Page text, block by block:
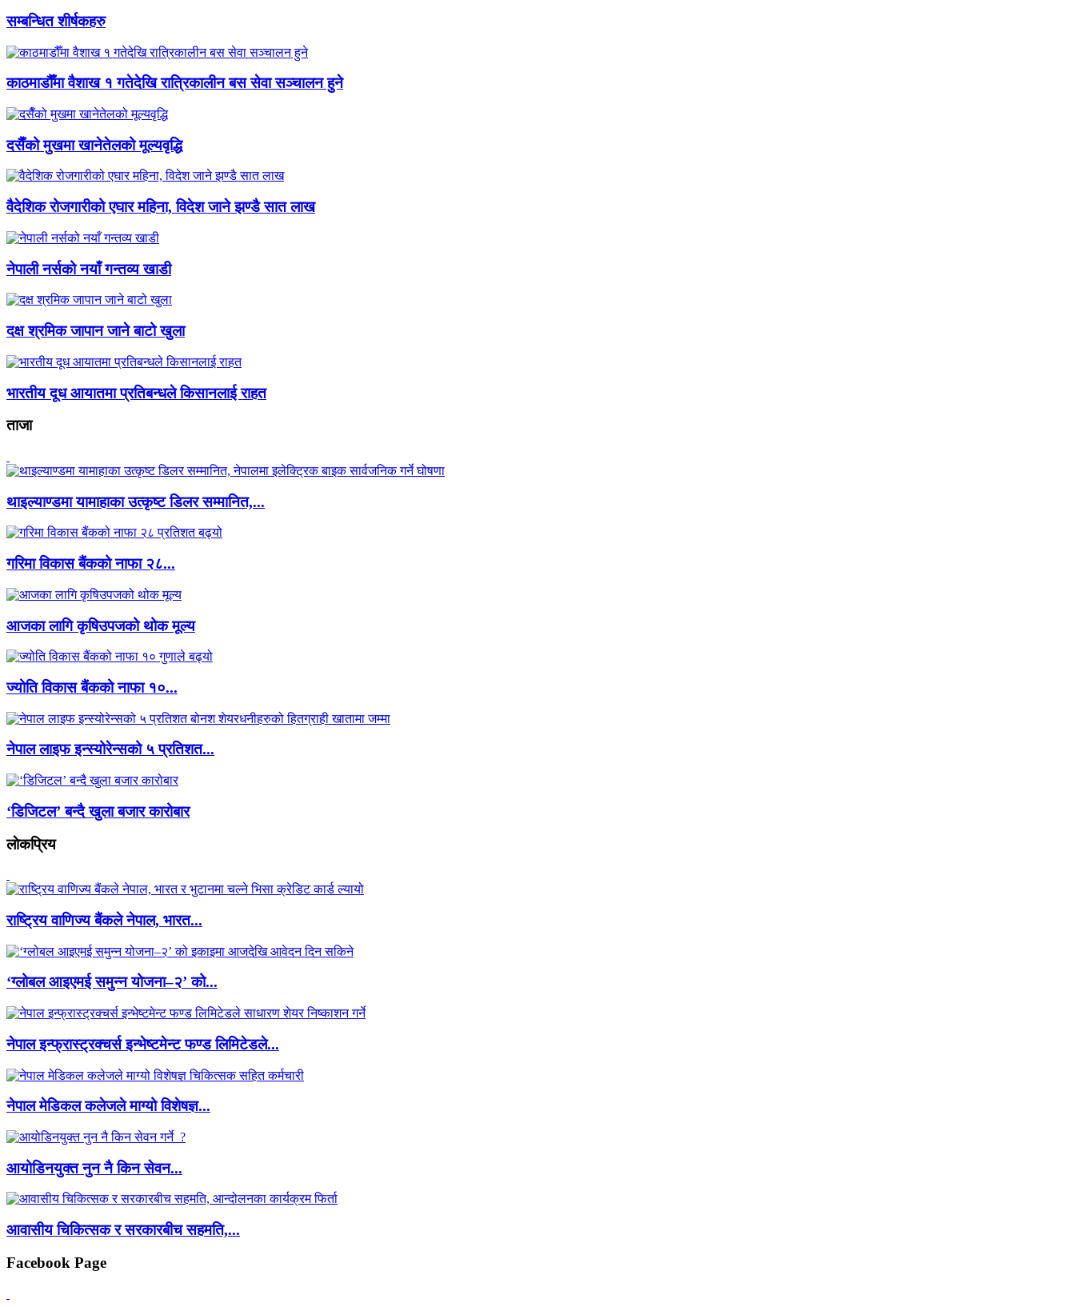
सम्बन्धित शीर्षकहरु
काठमाडौँमा वैशाख १ गतेदेखि रात्रिकालीन बस सेवा सञ्चालन हुने
दसैँको मुखमा खानेतेलको मूल्यवृद्धि
वैदेशिक रोजगारीको एघार महिना, विदेश जाने झण्डै सात लाख
नेपाली नर्सको नयाँ गन्तव्य खाडी
दक्ष श्रमिक जापान जाने बाटो खुला
भारतीय दूध आयातमा प्रतिबन्धले किसानलाई राहत
ताजा
थाइल्याण्डमा यामाहाका उत्कृष्ट डिलर सम्मानित,...
गरिमा विकास बैंकको नाफा २८...
आजका लागि कृषिउपजको थोक मूल्य
ज्योति विकास बैंकको नाफा १०...
नेपाल लाइफ इन्स्योरेन्सको ५ प्रतिशत...
‘डिजिटल’ बन्दै खुला बजार कारोबार
लाेकप्रिय
राष्ट्रिय वाणिज्य बैंकले नेपाल, भारत...
‘ग्लोबल आइएमई समुन्न योजना–२’ को...
नेपाल इन्फ्रास्ट्रक्चर्स इन्भेष्टमेन्ट फण्ड लिमिटेडले...
नेपाल मेडिकल कलेजले माग्यो विशेषज्ञ...
आयोडिनयुक्त नुन नै किन सेवन...
आवासीय चिकित्सक र सरकारबीच सहमति,...
Facebook Page